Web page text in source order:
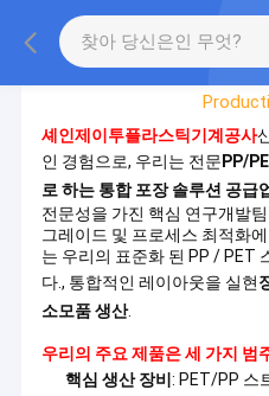
공장
셰인제이투플라스틱기계공사
인 경험으로, 우리는 전문 PP/
로 하는 통합 포장 솔루션 공급
전문성을 가진 핵심 연구개발
그레이드 및 프로세스 최적화
는 우리의 표준화 된 PP / PET
다., 통합적인 레이아웃을 실현
소모품 생산.
우리의 주요 제품은 세 가지 범
핵심 생산 장비: PET/PP 스